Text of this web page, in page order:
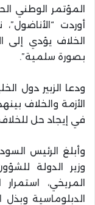
المؤتمر الوطني
أوردت
الخلاف يؤدي إلى
بصورة سلمية”.
ودعا الزبير دول
الأزمة والخلاف
في إيجاد حل
وأبلغ الرئيس
وزير الدولة
المريخي،
الدبلوماسية وبذل